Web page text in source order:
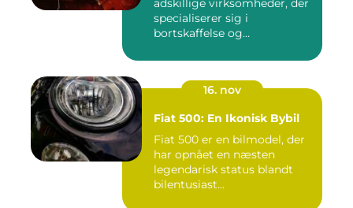
adskillige virksomheder, der
specialiserer sig i
bortskaffelse og
16. nov
Fiat 500: En Ikonisk Bybil
Fiat 500 er en bilmodel, der
har opnået en næsten
legendarisk status blandt
bilentusiast...